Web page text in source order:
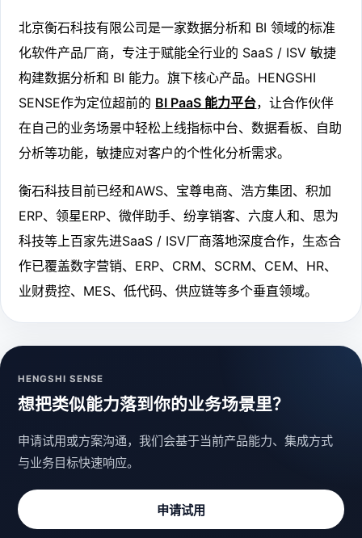
北京衡石科技有限公司是一家数据分析和 BI 领域的标准
化软件产品厂商，专注于赋能全行业的 SaaS / ISV 敏捷
构建数据分析和 BI 能力。旗下核心产品。HENGSHI
SENSE作为定位超前的 BI PaaS 能力平台，让合作伙伴
在自己的业务场景中轻松上线指标中台、数据看板、自助
分析等功能，敏捷应对客户的个性化分析需求。
衡石科技目前已经和AWS、宝尊电商、浩方集团、积加
ERP、领星ERP、微伴助手、纷享销客、六度人和、思为
科技等上百家先进SaaS / ISV厂商落地深度合作，生态合
作已覆盖数字营销、ERP、CRM、SCRM、CEM、HR、
业财费控、MES、低代码、供应链等多个垂直领域。
HENGSHI SENSE
想把类似能力落到你的业务场景里？
申请试用或方案沟通，我们会基于当前产品能力、集成方式
与业务目标快速响应。
申请试用